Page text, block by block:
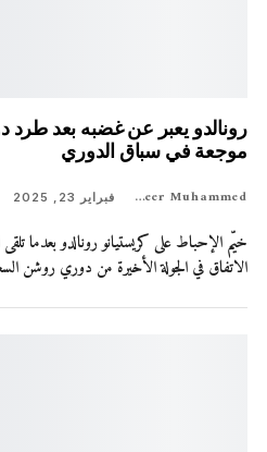
رونالدو يعبر عن غضبه بعد طرد
موجعة في سباق الدوري
Shaheer Muhammed فبراير 23, 2025
الاتفاق في الجولة الأخيرة من دوري روشن